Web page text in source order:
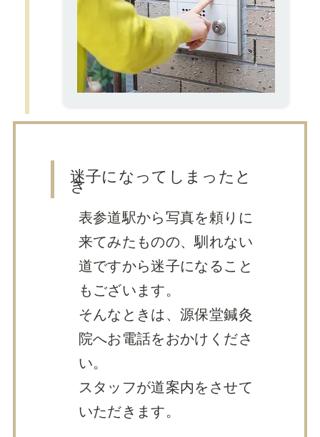
迷子になってしまったと
き
表参道駅から写真を頼りに
来てみたものの、馴れない
道ですから迷子になること
もございます。
そんなときは、源保堂鍼灸
院へお電話をおかけくださ
い。
スタッフが道案内をさせて
いただきます。